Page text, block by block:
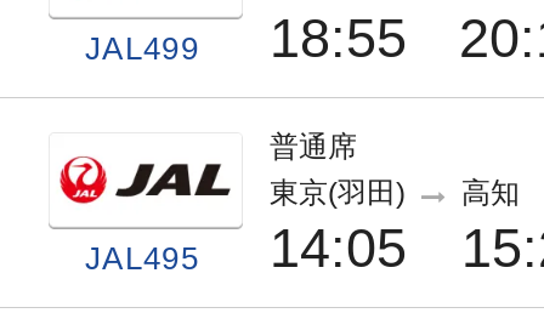
JAL499 18:55
JAL495
普通席
東京(羽田)
14:05
高知